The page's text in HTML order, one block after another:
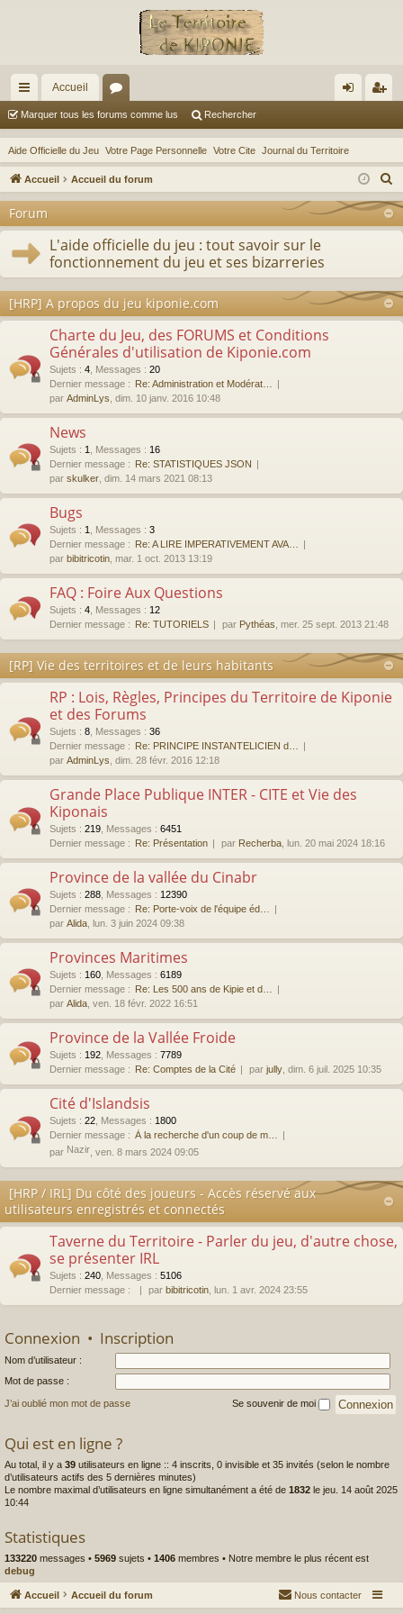
ac
co
ur
ci
Accueil
or
u
m
s
ne
xi
on
cri
pti
on
Marquer tous les forums comme lus Rechercher
Aide Officielle du Jeu Votre Page Personnelle Votre Cite Journal du Territoire
Accueil Accueil du forum
r
c
h
Forum
L'aide officielle du jeu : tout savoir sur le
fonctionnement du jeu et ses bizarreries
[HRP] A propos du jeu kiponie.com
Charte du Jeu, des FORUMS et Conditions
Générales d'utilisation de Kiponie.com
Sujets : 4 Messages : 20
Dernier message : Re: Administration et Modérat…
par AdminLys , dim. 10 janv. 2016 10:48
News
Sujets : 1 Messages : 16
Dernier message : Re: STATISTIQUES JSON
par skulker , dim. 14 mars 2021 08:13
Bugs
Sujets : 1 Messages : 3
Dernier message : Re: A LIRE IMPERATIVEMENT AVA…
par bibitricotin , mar. 1 oct. 2013 13:19
FAQ : Foire Aux Questions
Sujets : 4 Messages : 12
Dernier message : Re: TUTORIELS par Pythéas , mer. 25 sept. 2013 21:48
[RP] Vie des territoires et de leurs habitants
RP : Lois, Règles, Principes du Territoire de Kiponie
et des Forums
Sujets : 8 Messages : 36
Dernier message : Re: PRINCIPE INSTANTELICIEN d…
par AdminLys , dim. 28 févr. 2016 12:18
Grande Place Publique INTER - CITE et Vie des
Kiponais
Sujets : 219 Messages : 6451
Dernier message : Re: Présentation par Recherba , lun. 20 mai 2024 18:16
Province de la vallée du Cinabr
Sujets : 288 Messages : 12390
Dernier message : Re: Porte-voix de l'équipe éd…
par Alida , lun. 3 juin 2024 09:38
Provinces Maritimes
Sujets : 160 Messages : 6189
Dernier message : Re: Les 500 ans de Kipie et d…
par Alida , ven. 18 févr. 2022 16:51
Province de la Vallée Froide
Sujets : 192 Messages : 7789
Dernier message : Re: Comptes de la Cité par jully , dim. 6 juil. 2025 10:35
Cité d'Islandsis
Sujets : 22 Messages : 1800
Dernier message : À la recherche d'un coup de m…
par Nazir , ven. 8 mars 2024 09:05
[HRP / IRL] Du côté des joueurs - Accès réservé aux
utilisateurs enregistrés et connectés
Taverne du Territoire - Parler du jeu, d'autre chose,
se présenter IRL
Sujets : 240 Messages : 5106
Dernier message :
par bibitricotin , lun. 1 avr. 2024 23:55
Connexion • Inscription
Nom d’utilisateur :
Mot de passe :
J’ai oublié mon mot de passe Se souvenir de moi
Qui est en ligne ?
Au total, il y a 39 utilisateurs en ligne :: 4 inscrits, 0 invisible et 35 invités (selon le nombre
d’utilisateurs actifs des 5 dernières minutes)
Le nombre maximal d’utilisateurs en ligne simultanément a été de 1832 le jeu. 14 août 2025
10:44
Statistiques
133220 messages • 5969 sujets • 1406 membres • Notre membre le plus récent est
debug
Accueil Accueil du forum Nous contacter